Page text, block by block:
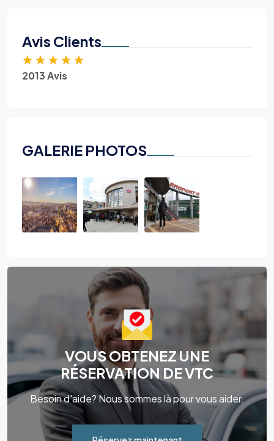
Avis Clients
★ ★ ★ ★ ★
2013 Avis
GALERIE PHOTOS
VOUS OBTENEZ UNE
RÉSERVATION DE VTC
Besoin d'aide? Nous sommes là pour vous aider.